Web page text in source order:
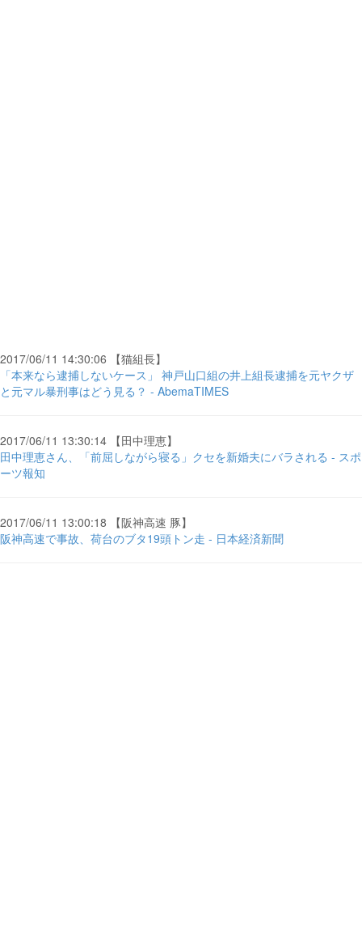
2017/06/11 14:30:06 【猫組長】
「本来なら逮捕しないケース」 神戸山口組の井上組長逮捕を元ヤクザ
と元マル暴刑事はどう見る？ - AbemaTIMES
2017/06/11 13:30:14 【田中理恵】
田中理恵さん、「前屈しながら寝る」クセを新婚夫にバラされる - スポ
ーツ報知
2017/06/11 13:00:18 【阪神高速 豚】
阪神高速で事故、荷台のブタ19頭トン走 - 日本経済新聞